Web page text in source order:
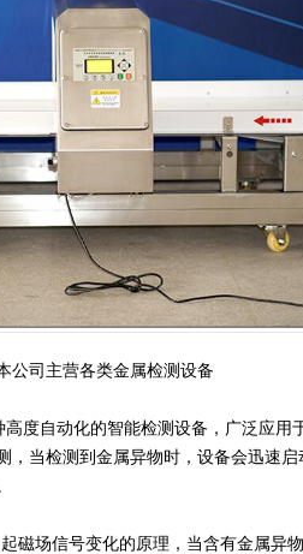
公司主营各类金属检测设备
度自动化的智能检测设备，广泛应用
，当检测到金属异物时，设备会迅速
磁场信号变化的原理，当含有金属异